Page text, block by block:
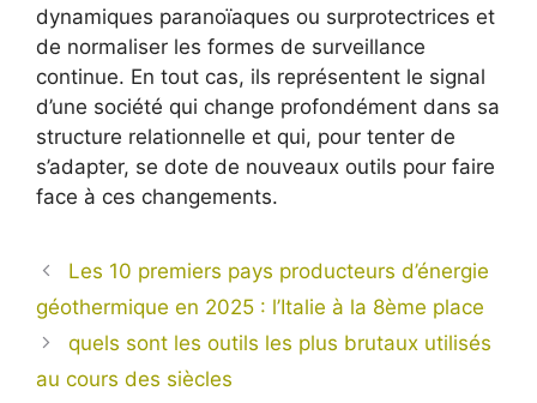
dynamiques paranoïaques ou surprotectrices et
de normaliser les formes de surveillance
continue. En tout cas, ils représentent le signal
d’une société qui change profondément dans sa
structure relationnelle et qui, pour tenter de
s’adapter, se dote de nouveaux outils pour faire
face à ces changements.
Les 10 premiers pays producteurs d’énergie
géothermique en 2025 : l’Italie à la 8ème place
quels sont les outils les plus brutaux utilisés
au cours des siècles